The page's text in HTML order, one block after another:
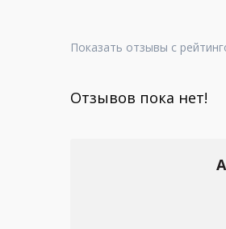
Показать отзывы с
Отзывов пока нет!